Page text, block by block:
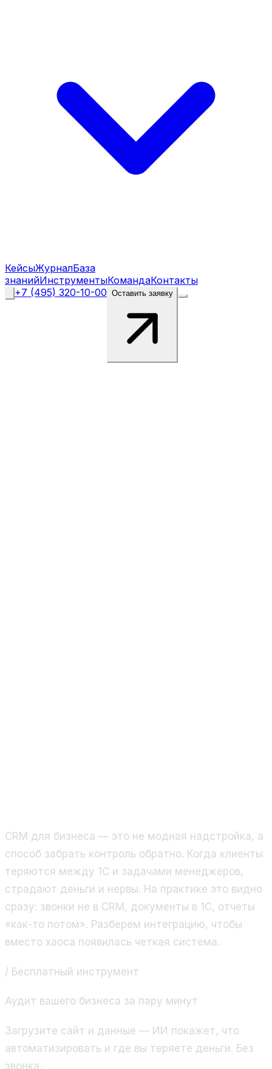
КейсыЖурналБаза
знанийИнструментыКомандаКонтакты
+7 (495) 320-10-00 Оставить заявку
CRM для бизнеса — это не модная надстройка, а
способ забрать контроль обратно. Когда клиенты
теряются между 1С и задачами менеджеров,
страдают деньги и нервы. На практике это видно
сразу: звонки не в CRM, документы в 1С, отчеты
«как-то потом». Разберем интеграцию, чтобы
вместо хаоса появилась четкая система.
/ Бесплатный инструмент
Аудит вашего бизнеса за пару минут
Загрузите сайт и данные — ИИ покажет, что
автоматизировать и где вы теряете деньги. Без
звонка.